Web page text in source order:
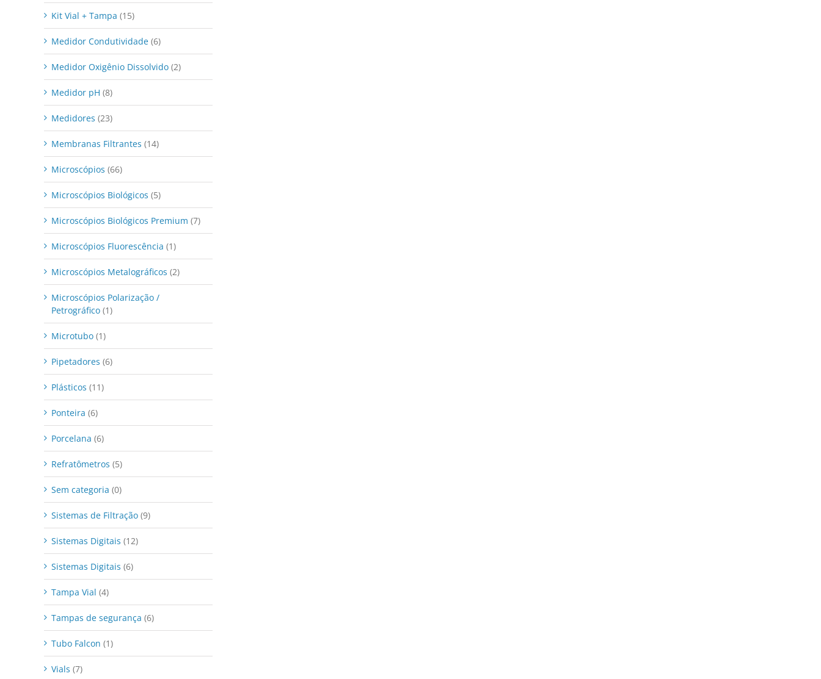
Kit Vial + Tampa (15)
Medidor Condutividade (6)
Medidor Oxigênio Dissolvido (2)
Medidor pH (8)
Medidores (23)
Membranas Filtrantes (14)
Microscópios (66)
Microscópios Biológicos (5)
Microscópios Biológicos Premium (7)
Microscópios Fluorescência (1)
Microscópios Metalográficos (2)
Microscópios Polarização /
Petrográfico (1)
Microtubo (1)
Pipetadores (6)
Plásticos (11)
Ponteira (6)
Porcelana (6)
Refratômetros (5)
Sem categoria (0)
Sistemas de Filtração (9)
Sistemas Digitais (12)
Sistemas Digitais (6)
Tampa Vial (4)
Tampas de segurança (6)
Tubo Falcon (1)
Vials (7)